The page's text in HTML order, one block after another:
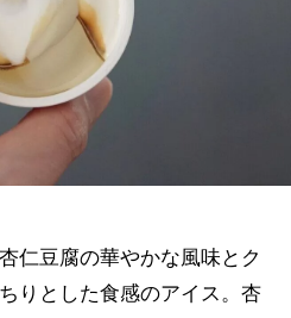
仁豆腐の華やかな風味とク
りとした食感のアイス。杏